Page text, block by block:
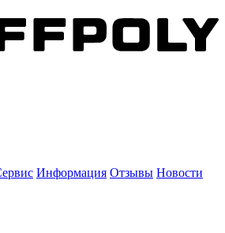
Информация Отзывы Новости